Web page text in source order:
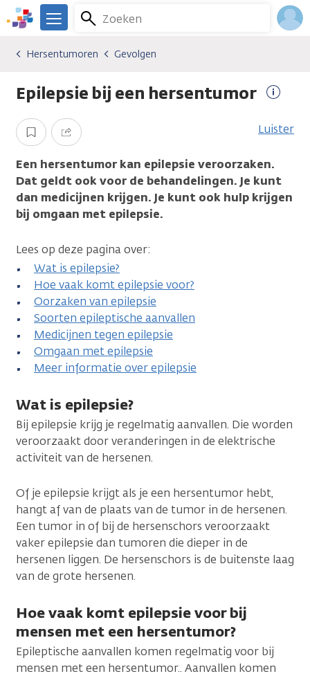
Overslaan
en
gaan
We
er
je.
Zoeken
Menu
Kankersoorten
Hersentumoren
Gevolgen
Hersentumoren Gevolgen
Epilepsie bij een hersentumor
Opslaan Delen Luister
Een hersentumor kan epilepsie veroorzaken.
Dat geldt ook voor de behandelingen. Je kunt
dan medicijnen krijgen. Je kunt ook hulp krijgen
bij omgaan met epilepsie.
Lees op deze pagina over:
Wat is epilepsie?
Hoe vaak komt epilepsie voor?
Oorzaken van epilepsie
Soorten epileptische aanvallen
Medicijnen tegen epilepsie
Omgaan met epilepsie
Meer informatie over epilepsie
Wat is epilepsie?
Bij epilepsie krijg je regelmatig aanvallen. Die worden
veroorzaakt door veranderingen in de elektrische
activiteit van de hersenen.
Of je epilepsie krijgt als je een hersentumor hebt,
hangt af van de plaats van de tumor in de hersenen.
Een tumor in of bij de hersenschors veroorzaakt
vaker epilepsie dan tumoren die dieper in de
hersenen liggen. De hersenschors is de buitenste laag
van de grote hersenen.
Hoe vaak komt epilepsie voor bij
mensen met een hersentumor?
Epileptische aanvallen komen regelmatig voor bij
mensen met een hersentumor.. Aanvallen komen